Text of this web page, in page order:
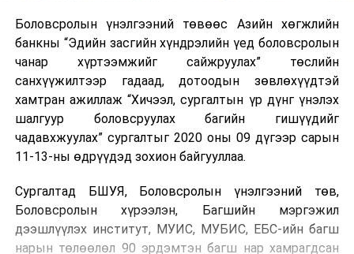
Боловсролын үнэлгээний төвөөс Азийн хөгжлийн
банкны “Эдийн засгийн хүндрэлийн үед боловсролын
чанар хүртээмжийг сайжруулах” төслийн
санхүүжилтээр гадаад, дотоодын зөвлөхүүдтэй
хамтран ажиллаж “Хичээл, сургалтын үр дүнг үнэлэх
шалгуур боловсруулах багийн гишүүдийг
чадавхжуулах” сургалтыг 2020 оны 09 дүгээр сарын
11-13-ны өдрүүдэд зохион байгууллаа.
Сургалтад БШУЯ, Боловсролын үнэлгээний төв,
Боловсролын хүрээлэн, Багшийн мэргэжил
дээшлүүлэх институт, МУИС, МУБИС, ЕБС-ийн багш
нарын төлөөлөл 90 эрдэмтэн багш нар хамрагдсан